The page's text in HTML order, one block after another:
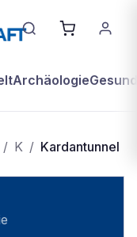
Archäologie
/ K / Kardantunnel